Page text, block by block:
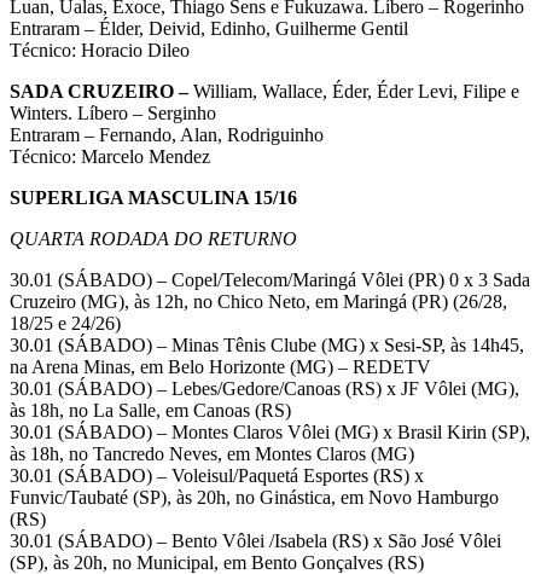
Luan, Ualas, Exoce, Thiago Sens e Fukuzawa. Líbero – Rogerinho
Entraram – Élder, Deivid, Edinho, Guilherme Gentil
Técnico: Horacio Dileo
SADA CRUZEIRO –William, Wallace, Éder, Éder Levi, Filipe e
Winters. Líbero – Serginho
Entraram – Fernando, Alan, Rodriguinho
Técnico: Marcelo Mendez
SUPERLIGA MASCULINA 15/16
QUARTA RODADA DO RETURNO
30.01 (SÁBADO) – Copel/Telecom/Maringá Vôlei (PR) 0 x 3 Sada
Cruzeiro (MG), às 12h, no Chico Neto, em Maringá (PR) (26/28,
18/25 e 24/26)
30.01 (SÁBADO) – Minas Tênis Clube (MG) x Sesi-SP, às 14h45,
na Arena Minas, em Belo Horizonte (MG) – REDETV
30.01 (SÁBADO) – Lebes/Gedore/Canoas (RS) x JF Vôlei (MG),
às 18h, no La Salle, em Canoas (RS)
30.01 (SÁBADO) – Montes Claros Vôlei (MG) x Brasil Kirin (SP),
às 18h, no Tancredo Neves, em Montes Claros (MG)
30.01 (SÁBADO) – Voleisul/Paquetá Esportes (RS) x
Funvic/Taubaté (SP), às 20h, no Ginástica, em Novo Hamburgo
(RS)
30.01 (SÁBADO) – Bento Vôlei /Isabela (RS) x São José Vôlei
(SP), às 20h, no Municipal, em Bento Gonçalves (RS)